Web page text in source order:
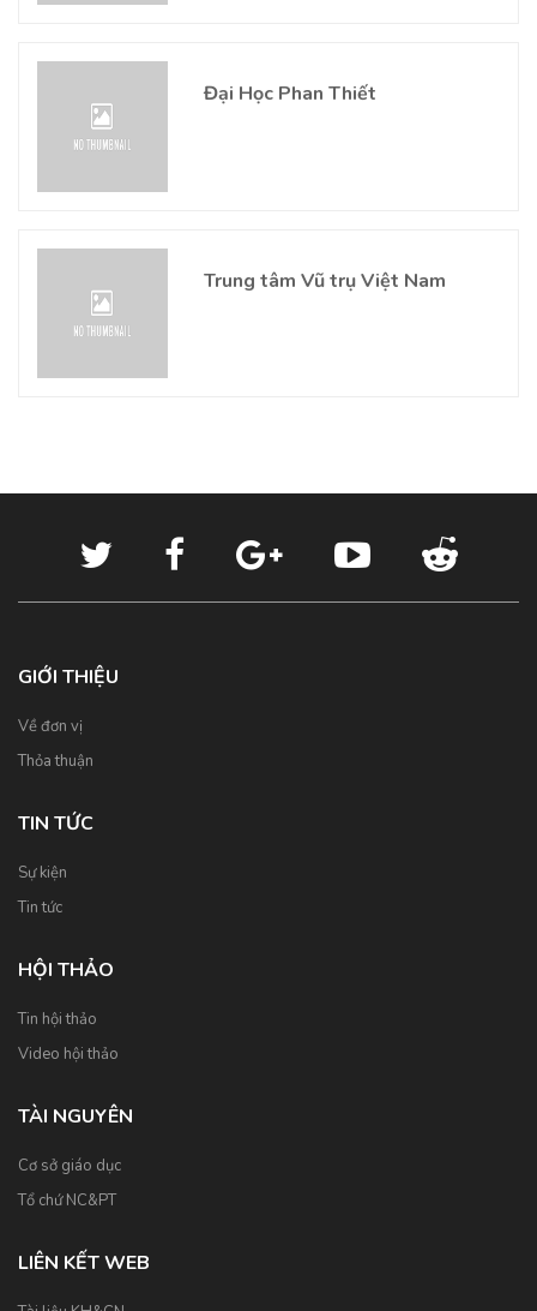
Đại Học Phan Thiết
Trung tâm Vũ trụ Việt Nam
GIỚI THIỆU
Về đơn vị
Thỏa thuận
TIN TỨC
Sự kiện
Tin tức
HỘI THẢO
Tin hội thảo
Video hội thảo
TÀI NGUYÊN
Cơ sở giáo dục
Tổ chứ NC&PT
LIÊN KẾT WEB